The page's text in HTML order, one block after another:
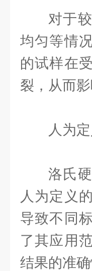
对于
均匀等情
的试样在
裂，从而
人为
洛氏
人为定义
导致不同
了其应用
结果的准